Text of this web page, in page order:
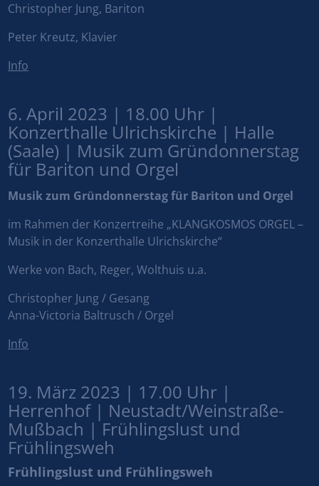
Christopher Jung, Bariton
Peter Kreutz, Klavier
Info
6. April 2023 | 18.00 Uhr |
Konzerthalle Ulrichskirche | Halle
(Saale) | Musik zum Gründonnerstag
für Bariton und Orgel
Musik zum Gründonnerstag für Bariton und Orgel
im Rahmen der Konzertreihe „KLANGKOSMOS ORGEL –
Musik in der Konzerthalle Ulrichskirche“
Werke von Bach, Reger, Wolthuis u.a.
Christopher Jung / Gesang
Anna-Victoria Baltrusch / Orgel
Info
19. März 2023 | 17.00 Uhr |
Herrenhof | Neustadt/Weinstraße-
Mußbach | Frühlingslust und
Frühlingsweh
Frühlingslust und Frühlingsweh